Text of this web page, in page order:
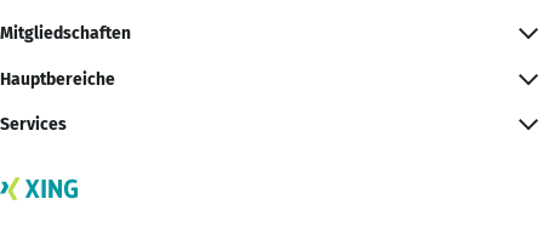
Mitgliedschaften
Hauptbereiche
Services